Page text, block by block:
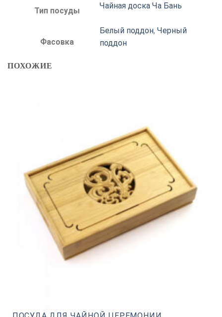
Тип посуды
Чайная доска Ча Бань
Фасовка
Белый поддон, Черный
поддон
ПОХОЖИЕ